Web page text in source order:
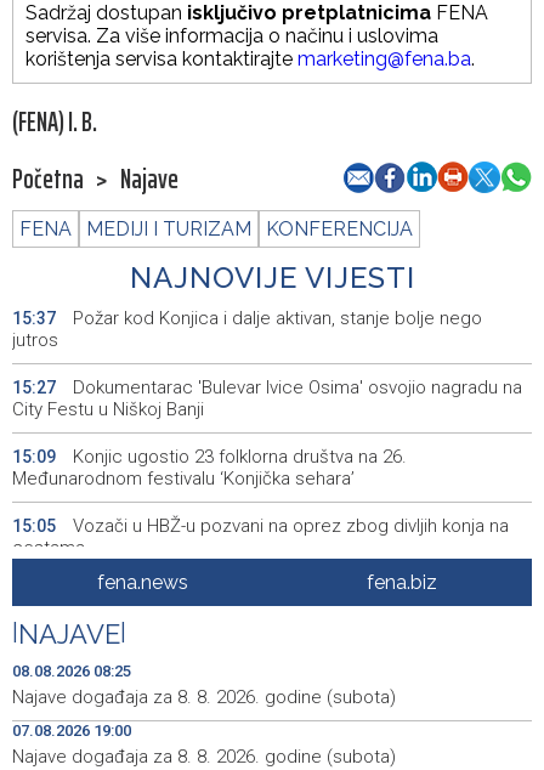
Sadržaj dostupan isključivo pretplatnicima FENA
servisa. Za više informacija o načinu i uslovima
korištenja servisa kontaktirajte marketing@fena.ba.
(FENA) I. B.
Početna > Najave
FENA MEDIJI I TURIZAM KONFERENCIJA
NAJNOVIJE VIJESTI
15:37
Požar kod Konjica i dalje aktivan, stanje bolje nego
jutros
15:27
Dokumentarac 'Bulevar Ivice Osima' osvojio nagradu na
City Festu u Niškoj Banji
15:09
Konjic ugostio 23 folklorna društva na 26.
Međunarodnom festivalu ‘Konjička sehara’
15:05
Vozači u HBŽ-u pozvani na oprez zbog divljih konja na
cestama
Bh. Muay Thai reprezentacija na Svjetskom prvenstvu u
najbrojnijem sastavu do sada (VIDEO)
14:30
Sutra sunčano, dnevna temperatura od 27 do 33, na
jugu do 39 stepeni
14:23
Sarajevo Film Festival donosi poseban Program za
mlade u Tuzlu
fena.news fena.biz
NAJAVE
08.08.2026 08:25
Najave događaja za 8. 8. 2026. godine (subota)
07.08.2026 19:00
Najave događaja za 8. 8. 2026. godine (subota)